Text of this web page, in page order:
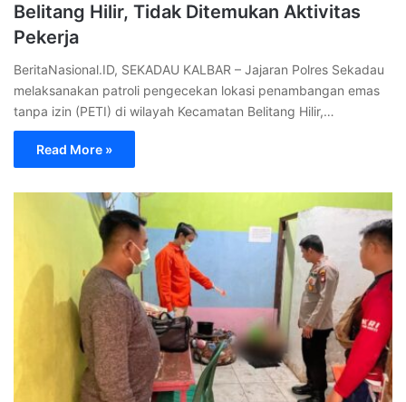
Belitang Hilir, Tidak Ditemukan Aktivitas
Pekerja
BeritaNasional.ID, SEKADAU KALBAR – Jajaran Polres Sekadau
melaksanakan patroli pengecekan lokasi penambangan emas
tanpa izin (PETI) di wilayah Kecamatan Belitang Hilir,…
Read More »